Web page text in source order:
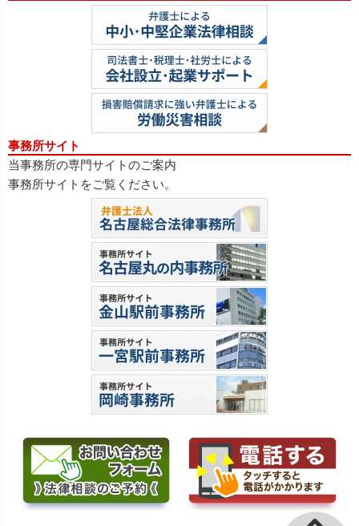
事務所サイト
当事務所の専門サイトのご案内
事務所サイトをご覧ください。